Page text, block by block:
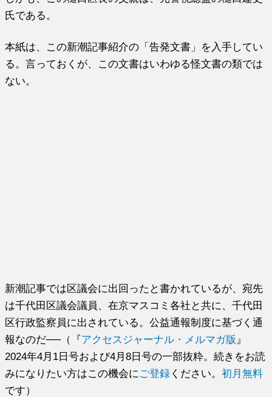
氏である。
本紙は、この新潮記事紹介の「告発文書」を入手してい
る。言っておくが、この文書はいわゆる怪文書の類では
ない。
新潮記事では区議会に出回ったと書かれているが、宛先
は千代田区議会議員、在京マスコミ各社と共に、千代田
区行政監察員に出されている。公益通報制度に基づく通
報なのだ──（『アクセスジャーナル・メルマガ版 』
2024年4月1日号および4月8日号の一部抜粋。続きをお読
みになりたい方はこの機会に ご登録 ください。初月無料
です）